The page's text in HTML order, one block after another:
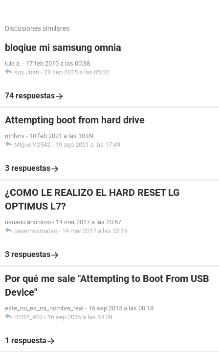
Discusiones similares
bloqiue mi samsung omnia
luia a. - 17 feb 2010 a las 00:38
soy Juan - 28 sep 2015 a las 05:02
74 respuestas
Attempting boot from hard drive
mnlvnv - 10 feb 2021 a las 10:09
MiguelY2542 - 19 ago 2021 a las 17:49
3 respuestas
¿COMO LE REALIZO EL HARD RESET LG
OPTIMUS L7?
usuario anónimo - 14 mar 2017 a las 20:57
pavernosmatao - 14 mar 2017 a las 22:19
3 respuestas
Por qué me sale "Attempting to Boot From USB
Device"
este_no_es_mi_nombre_real - 16 sep 2015 a las 00:18
R2D2_WD - 16 sep 2015 a las 14:39
1 respuesta